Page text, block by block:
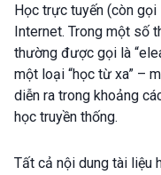
Học trực tuyến (còn
Internet. Trong một số
thường được gọi là
một loại “học từ xa” –
diễn ra trong khoảng
học truyền thống.
Tất cả nội dung tài liệu